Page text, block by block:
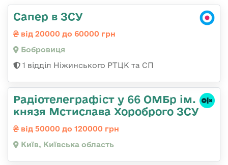
Сапер в ЗСУ
від 20000 до 60000 грн
Бобровиця
1 відділ Ніжинського РТЦК та СП
Радіотелеграфіст у 66 ОМБр ім.
князя Мстислава Хороброго ЗСУ
від 50000 до 120000 грн
Київ, Київська область